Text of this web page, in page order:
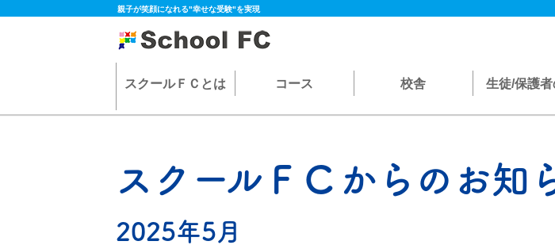
親子が笑顔になれる"幸せな受験"を実現
スクールＦＣとは コース 校舎 生徒/保護
スクールＦＣからのお知
2025年5月